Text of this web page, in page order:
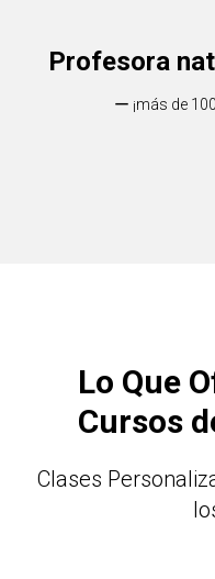
Profesora
ー ¡más de
Lo Que
Cursos
Clases